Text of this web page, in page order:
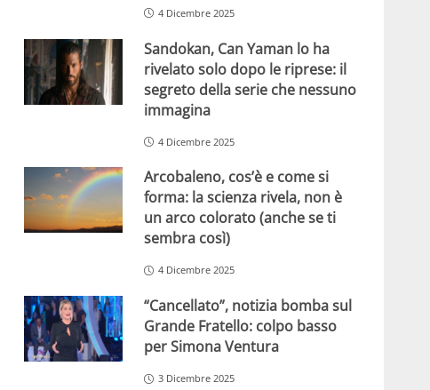
4 Dicembre 2025
Sandokan, Can Yaman lo ha
rivelato solo dopo le riprese: il
segreto della serie che nessuno
immagina
4 Dicembre 2025
Arcobaleno, cos’è e come si
forma: la scienza rivela, non è
un arco colorato (anche se ti
sembra così)
4 Dicembre 2025
“Cancellato”, notizia bomba sul
Grande Fratello: colpo basso
per Simona Ventura
3 Dicembre 2025